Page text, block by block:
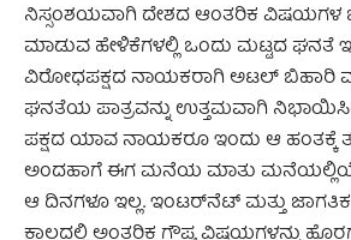
ನಿಸ್ಸಂಶಯವಾಗಿ ದೇಶದ ಆಂತರಿಕ ವಿಷಯಗಳ
ಮಾಡುವ ಹೇಳಿಕೆಗಳಲ್ಲಿ ಒಂದು ಮಟ್ಟದ ಘನತೆ
ವಿರೋಧಪಕ್ಷದ ನಾಯಕರಾಗಿ ಅಟಲ್ ಬಿಹಾರಿ
ಘನತೆಯ ಪಾತ್ರವನ್ನು ಉತ್ತಮವಾಗಿ
ಪಕ್ಷದ ಯಾವ ನಾಯಕರೂ ಇಂದು ಆ ಹಂತಕ್ಕೆ
ಅಂದಹಾಗೆ ಈಗ ಮನೆಯ ಮಾತು
ಆ ದಿನಗಳೂ ಇಲ್ಲ. ಇಂಟರ್‌ನೆಟ್ ಮತ್ತು